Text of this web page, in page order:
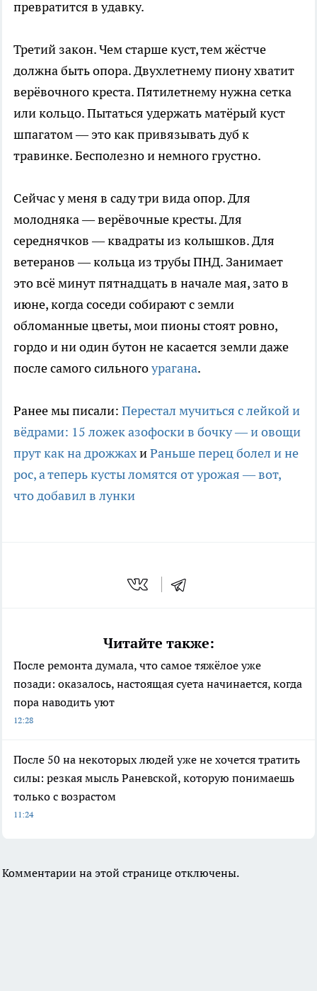
превратится в удавку.
Третий закон. Чем старше куст, тем жёстче
должна быть опора. Двухлетнему пиону хватит
верёвочного креста. Пятилетнему нужна сетка
или кольцо. Пытаться удержать матёрый куст
шпагатом — это как привязывать дуб к
травинке. Бесполезно и немного грустно.
Сейчас у меня в саду три вида опор. Для
молодняка — верёвочные кресты. Для
середнячков — квадраты из колышков. Для
ветеранов — кольца из трубы ПНД. Занимает
это всё минут пятнадцать в начале мая, зато в
июне, когда соседи собирают с земли
обломанные цветы, мои пионы стоят ровно,
гордо и ни один бутон не касается земли даже
после самого сильногоурагана.
Ранее мы писали: Перестал мучиться с лейкой и
вёдрами: 15 ложек азофоски в бочку — и овощи
прут как на дрожжахиРаньше перец болел и не
рос, а теперь кусты ломятся от урожая — вот,
что добавил в лунки
Читайте также:
После ремонта думала, что самое тяжёлое уже
позади: оказалось, настоящая суета начинается, когда
пора наводить уют
12:28
После 50 на некоторых людей уже не хочется тратить
силы: резкая мысль Раневской, которую понимаешь
только с возрастом
11:24
Комментарии на этой странице отключены.